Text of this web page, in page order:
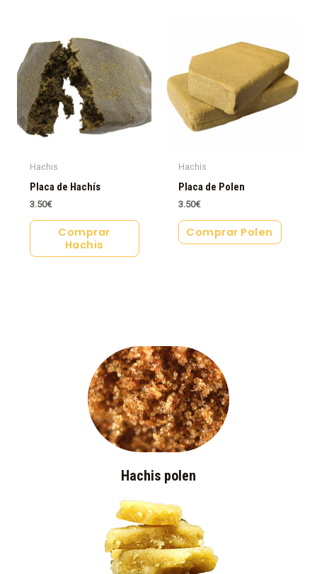
Hachis
Placa de Hachís
3.50€
Comprar
Hachis
Hachis
Placa de Polen
3.50€
Comprar Polen
Hachis polen